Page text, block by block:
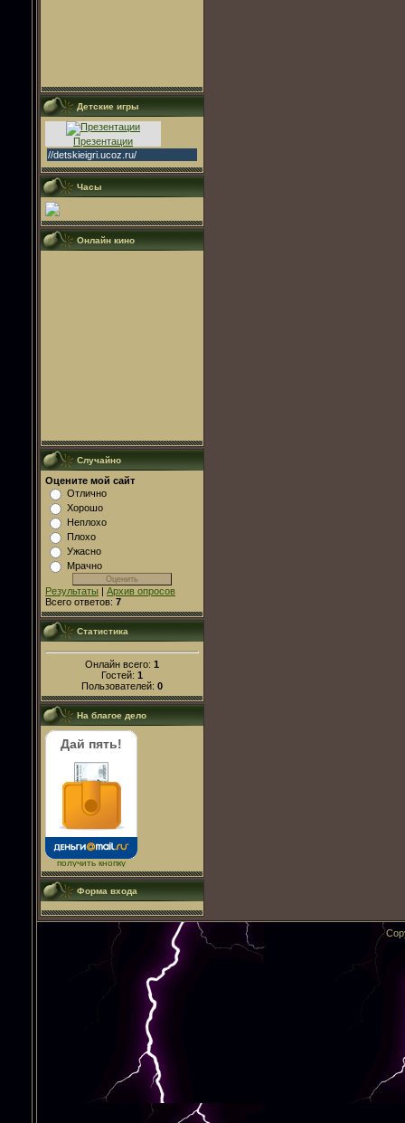
Детские игры
Презентации
//detskieigri.ucoz.ru/
Часы
Онлайн кино
Случайно
Оцените мой сайт
Отлично
Хорошо
Неплохо
Плохо
Ужасно
Мрачно
Результаты | Архив опросов
Всего ответов: 7
Статистика
Онлайн всего: 1
Гостей: 1
Пользователей: 0
На благое дело
Дай пять!
получить кнопку
Форма входа